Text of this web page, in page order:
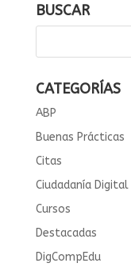
BUSCAR
CATEGORÍAS
ABP
Buenas Prácticas
Citas
Ciudadanía Digital
Cursos
Destacadas
DigCompEdu